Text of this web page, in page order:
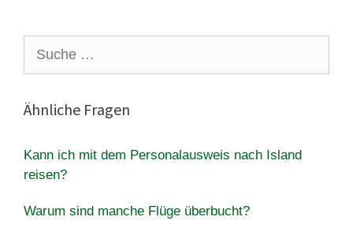
nach:
Ähnliche Fragen
Kann ich mit dem Personalausweis nach Island
reisen?
Warum sind manche Flüge überbucht?